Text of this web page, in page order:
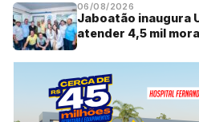
06/08/2026
Jaboatão inaugura
atender 4,5 mil